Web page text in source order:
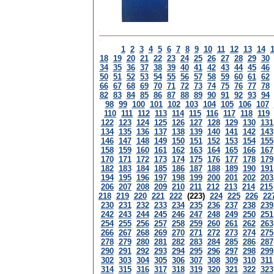
1 2 3 4 5 6 7 8 9 10 11 12 13 14
18 19 20 21 22 23 24 25 26 27 28 29 30
34 35 36 37 38 39 40 41 42 43 44 45 46
50 51 52 53 54 55 56 57 58 59 60 61 62
66 67 68 69 70 71 72 73 74 75 76 77 78
82 83 84 85 86 87 88 89 90 91 92 93 94
98 99 100 101 102 103 104 105 106 107
110 111 112 113 114 115 116 117 118 119
122 123 124 125 126 127 128 129 130 131
134 135 136 137 138 139 140 141 142 143
146 147 148 149 150 151 152 153 154 155
158 159 160 161 162 163 164 165 166 167
170 171 172 173 174 175 176 177 178 179
182 183 184 185 186 187 188 189 190 191
194 195 196 197 198 199 200 201 202 203
206 207 208 209 210 211 212 213 214 215
218 219 220 221 222 (223) 224 225 226
230 231 232 233 234 235 236 237 238 239
242 243 244 245 246 247 248 249 250 251
254 255 256 257 258 259 260 261 262 263
266 267 268 269 270 271 272 273 274 275
278 279 280 281 282 283 284 285 286 287
290 291 292 293 294 295 296 297 298 299
302 303 304 305 306 307 308 309 310 311
314 315 316 317 318 319 320 321 322 323